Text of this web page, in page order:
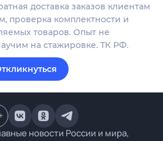
доставка заказов клиентам
проверка комплектности и
товаров. Опыт не
на стажировке. ТК РФ.
новости России и мира,